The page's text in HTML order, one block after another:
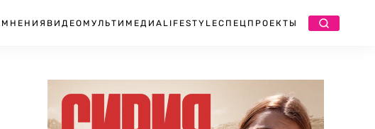
МНЕНИЯ ВИДЕО МУЛЬТИМЕДИА LIFESTYLEСПЕЦПРОЕКТЫ